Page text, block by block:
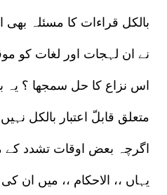
بالکل قراءات کا مسئلہ بھی
نے ان لہجات اور لغات کو
اس نزاع کا حل سمجھا ؟ یہ
متعلق قابلّ اعتبار بالکل
اگرچہ بعض اوقات تشدد
یہاں ،، الاحکام ،، میں ان